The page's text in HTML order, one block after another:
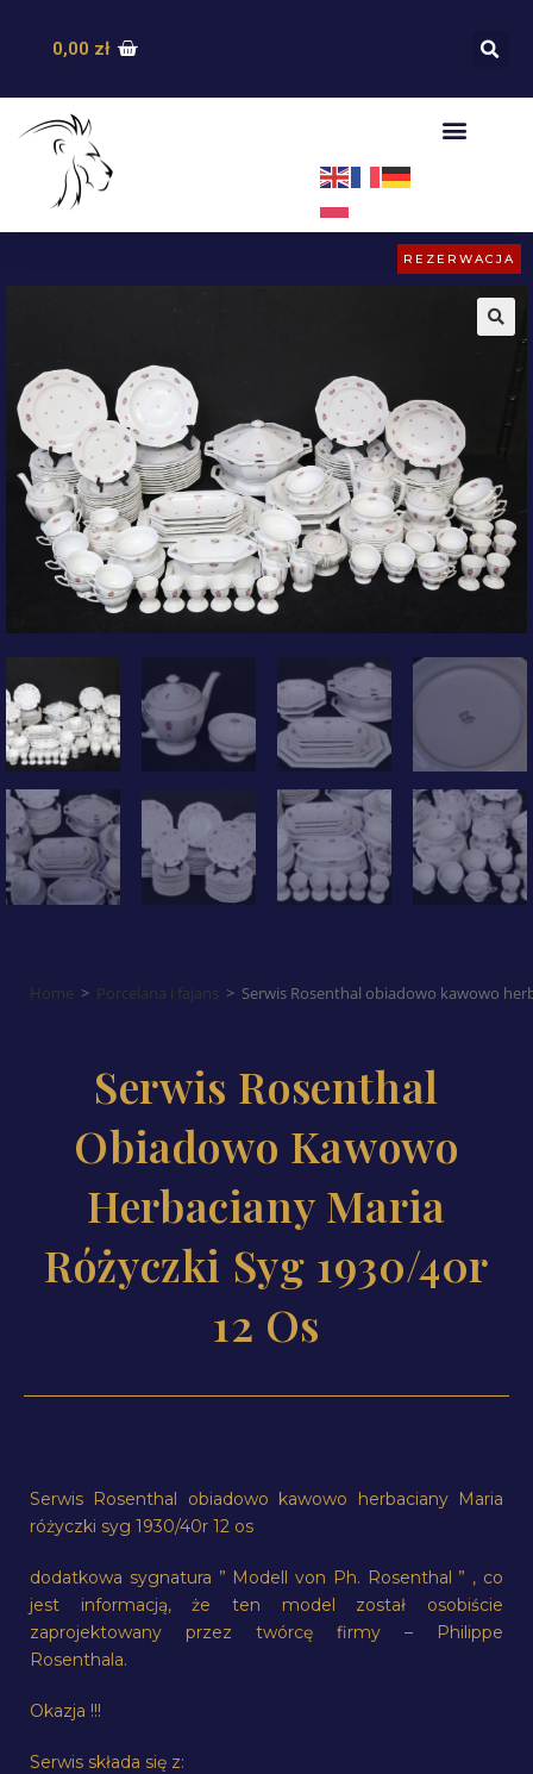
0,00 zł
REZERWACJA
Home > Porcelana i fajans > Serwis Rosenthal obiadowo kawowo
Serwis Rosenthal
Obiadowo Kawowo
Herbaciany Maria
Różyczki Syg 1930/40r
12 Os
Serwis Rosenthal obiadowo kawowo herbaciany Maria
różyczki syg 1930/40r 12 os
dodatkowa sygnatura ” Modell von Ph. Rosenthal ” , co
jest informacją, że ten model został osobiście
zaprojektowany przez twórcę firmy – Philippe
Rosenthala.
Okazja !!!
Serwis składa się z: